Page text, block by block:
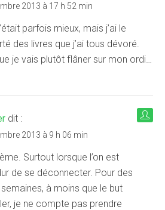
2013 à 17 h 52 min
parfois mieux, mais j’ai le
des livres que j’ai tous dévoré.
je vais plutôt flâner sur mon ordi…
dit :
2013 à 9 h 06 min
Surtout lorsque l’on est
de se déconnecter. Pour des
à moins que le but
je ne compte pas prendre